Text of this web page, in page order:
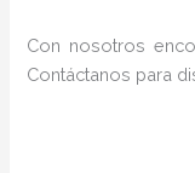
Con nosotros
Contáctanos para